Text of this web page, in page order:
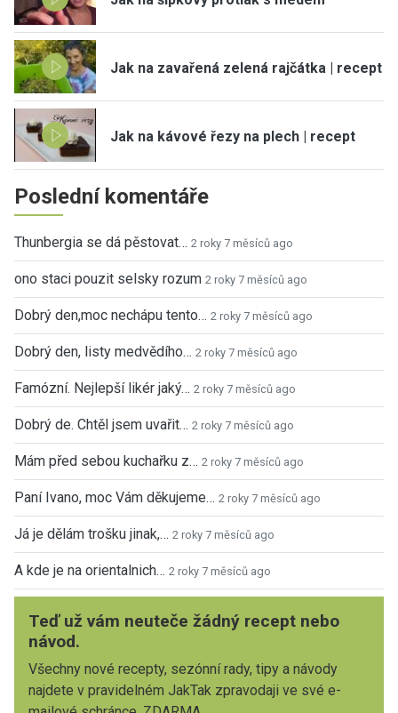
Jak na zavařená zelená rajčátka | recept
Jak na kávové řezy na plech | recept
Poslední komentáře
Thunbergia se dá pěstovat… 2 roky 7 měsíců ago
ono staci pouzit selsky rozum 2 roky 7 měsíců ago
Dobrý den,moc nechápu tento… 2 roky 7 měsíců ago
Dobrý den, listy medvědího… 2 roky 7 měsíců ago
Famózní. Nejlepší likér jaký… 2 roky 7 měsíců ago
Dobrý de. Chtěl jsem uvařit… 2 roky 7 měsíců ago
Mám před sebou kuchařku z… 2 roky 7 měsíců ago
Paní Ivano, moc Vám děkujeme… 2 roky 7 měsíců ago
Já je dělám trošku jinak,… 2 roky 7 měsíců ago
A kde je na orientalnich… 2 roky 7 měsíců ago
Teď už vám neuteče žádný recept nebo
návod.
Všechny nové recepty, sezónní rady, tipy a návody
najdete v pravidelném JakTak zpravodaji ve své e-